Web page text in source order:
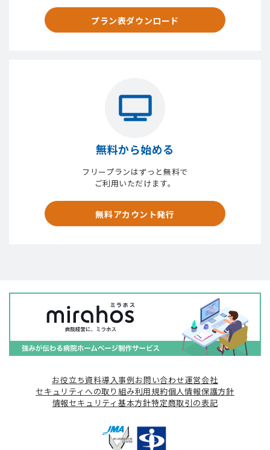
プラン表ダウンロード
無料から始める
フリープランはずっと無料で
ご利用いただけます。
無料アカウント発行
お役立ち資料導入事例お問い合わせ運営会社
セキュリティへの取り組み利用規約個人情報保護方針
情報セキュリティ基本方針特定商取引の表記